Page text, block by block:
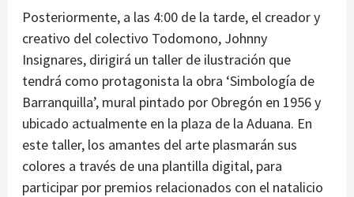
Posteriormente, a las 4:00 de la tarde, el creador y
creativo del colectivo Todomono, Johnny
Insignares, dirigirá un taller de ilustración que
tendrá como protagonista la obra ‘Simbología de
Barranquilla’, mural pintado por Obregón en 1956 y
ubicado actualmente en la plaza de la Aduana. En
este taller, los amantes del arte plasmarán sus
colores a través de una plantilla digital, para
participar por premios relacionados con el natalicio